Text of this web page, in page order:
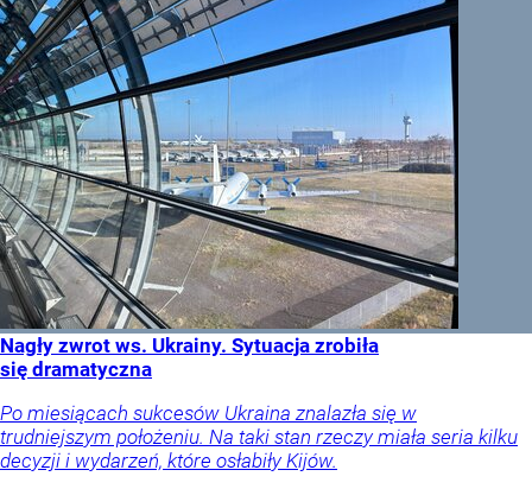
Nagły zwrot ws. Ukrainy. Sytuacja zrobiła
się dramatyczna
Po miesiącach sukcesów Ukraina znalazła się w
trudniejszym położeniu. Na taki stan rzeczy miała seria kilku
decyzji i wydarzeń, które osłabiły Kijów.